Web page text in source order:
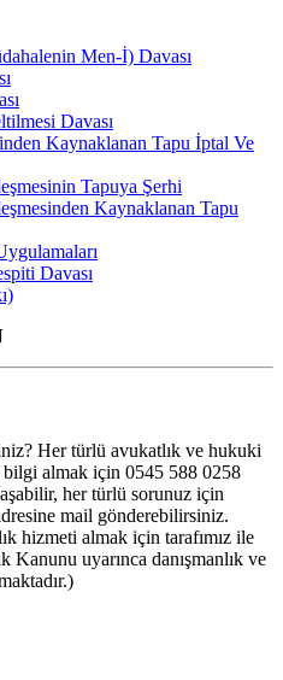
Men-İ) Davası
Davası
Kaynaklanan Tapu İptal Ve
Tapuya Şerhi
Kaynaklanan Tapu
Davası
Her türlü avukatlık ve hukuki
bilgi almak için 0545 588 0258
her türlü sorunuz için
mail gönderebilirsiniz.
hizmeti almak için tarafımız ile
uyarınca danışmanlık ve